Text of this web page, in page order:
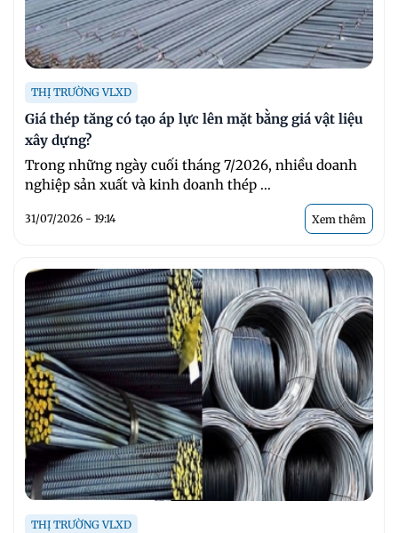
THỊ TRƯỜNG VLXD
Giá thép tăng có tạo áp lực lên mặt bằng giá vật liệu
xây dựng?
Trong những ngày cuối tháng 7/2026, nhiều doanh
nghiệp sản xuất và kinh doanh thép ...
31/07/2026 - 19:14 Xem thêm
THỊ TRƯỜNG VLXD